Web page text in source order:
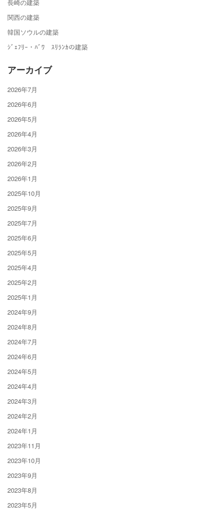
長崎の建築
関西の建築
韓国ソウルの建築
ｼﾞｪﾌﾘｰ・ﾊﾞﾜ ｽﾘﾗﾝｶの建築
アーカイブ
2026年7月
2026年6月
2026年5月
2026年4月
2026年3月
2026年2月
2026年1月
2025年10月
2025年9月
2025年7月
2025年6月
2025年5月
2025年4月
2025年2月
2025年1月
2024年9月
2024年8月
2024年7月
2024年6月
2024年5月
2024年4月
2024年3月
2024年2月
2024年1月
2023年11月
2023年10月
2023年9月
2023年8月
2023年5月